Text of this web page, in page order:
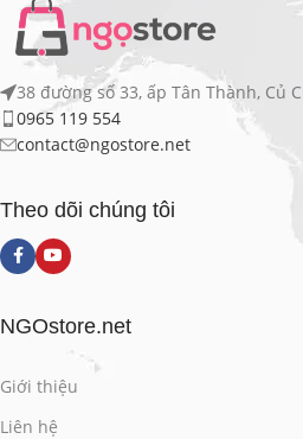
38 đường số 33, ấp Tân Thành, Củ
0965 119 554
contact@ngostore.net
Theo dõi chúng tôi
NGOstore.net
Giới thiệu
Liên hệ